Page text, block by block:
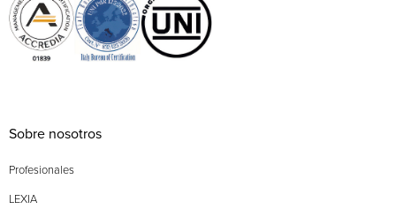
Sobre nosotros
Profesionales
LEXIA